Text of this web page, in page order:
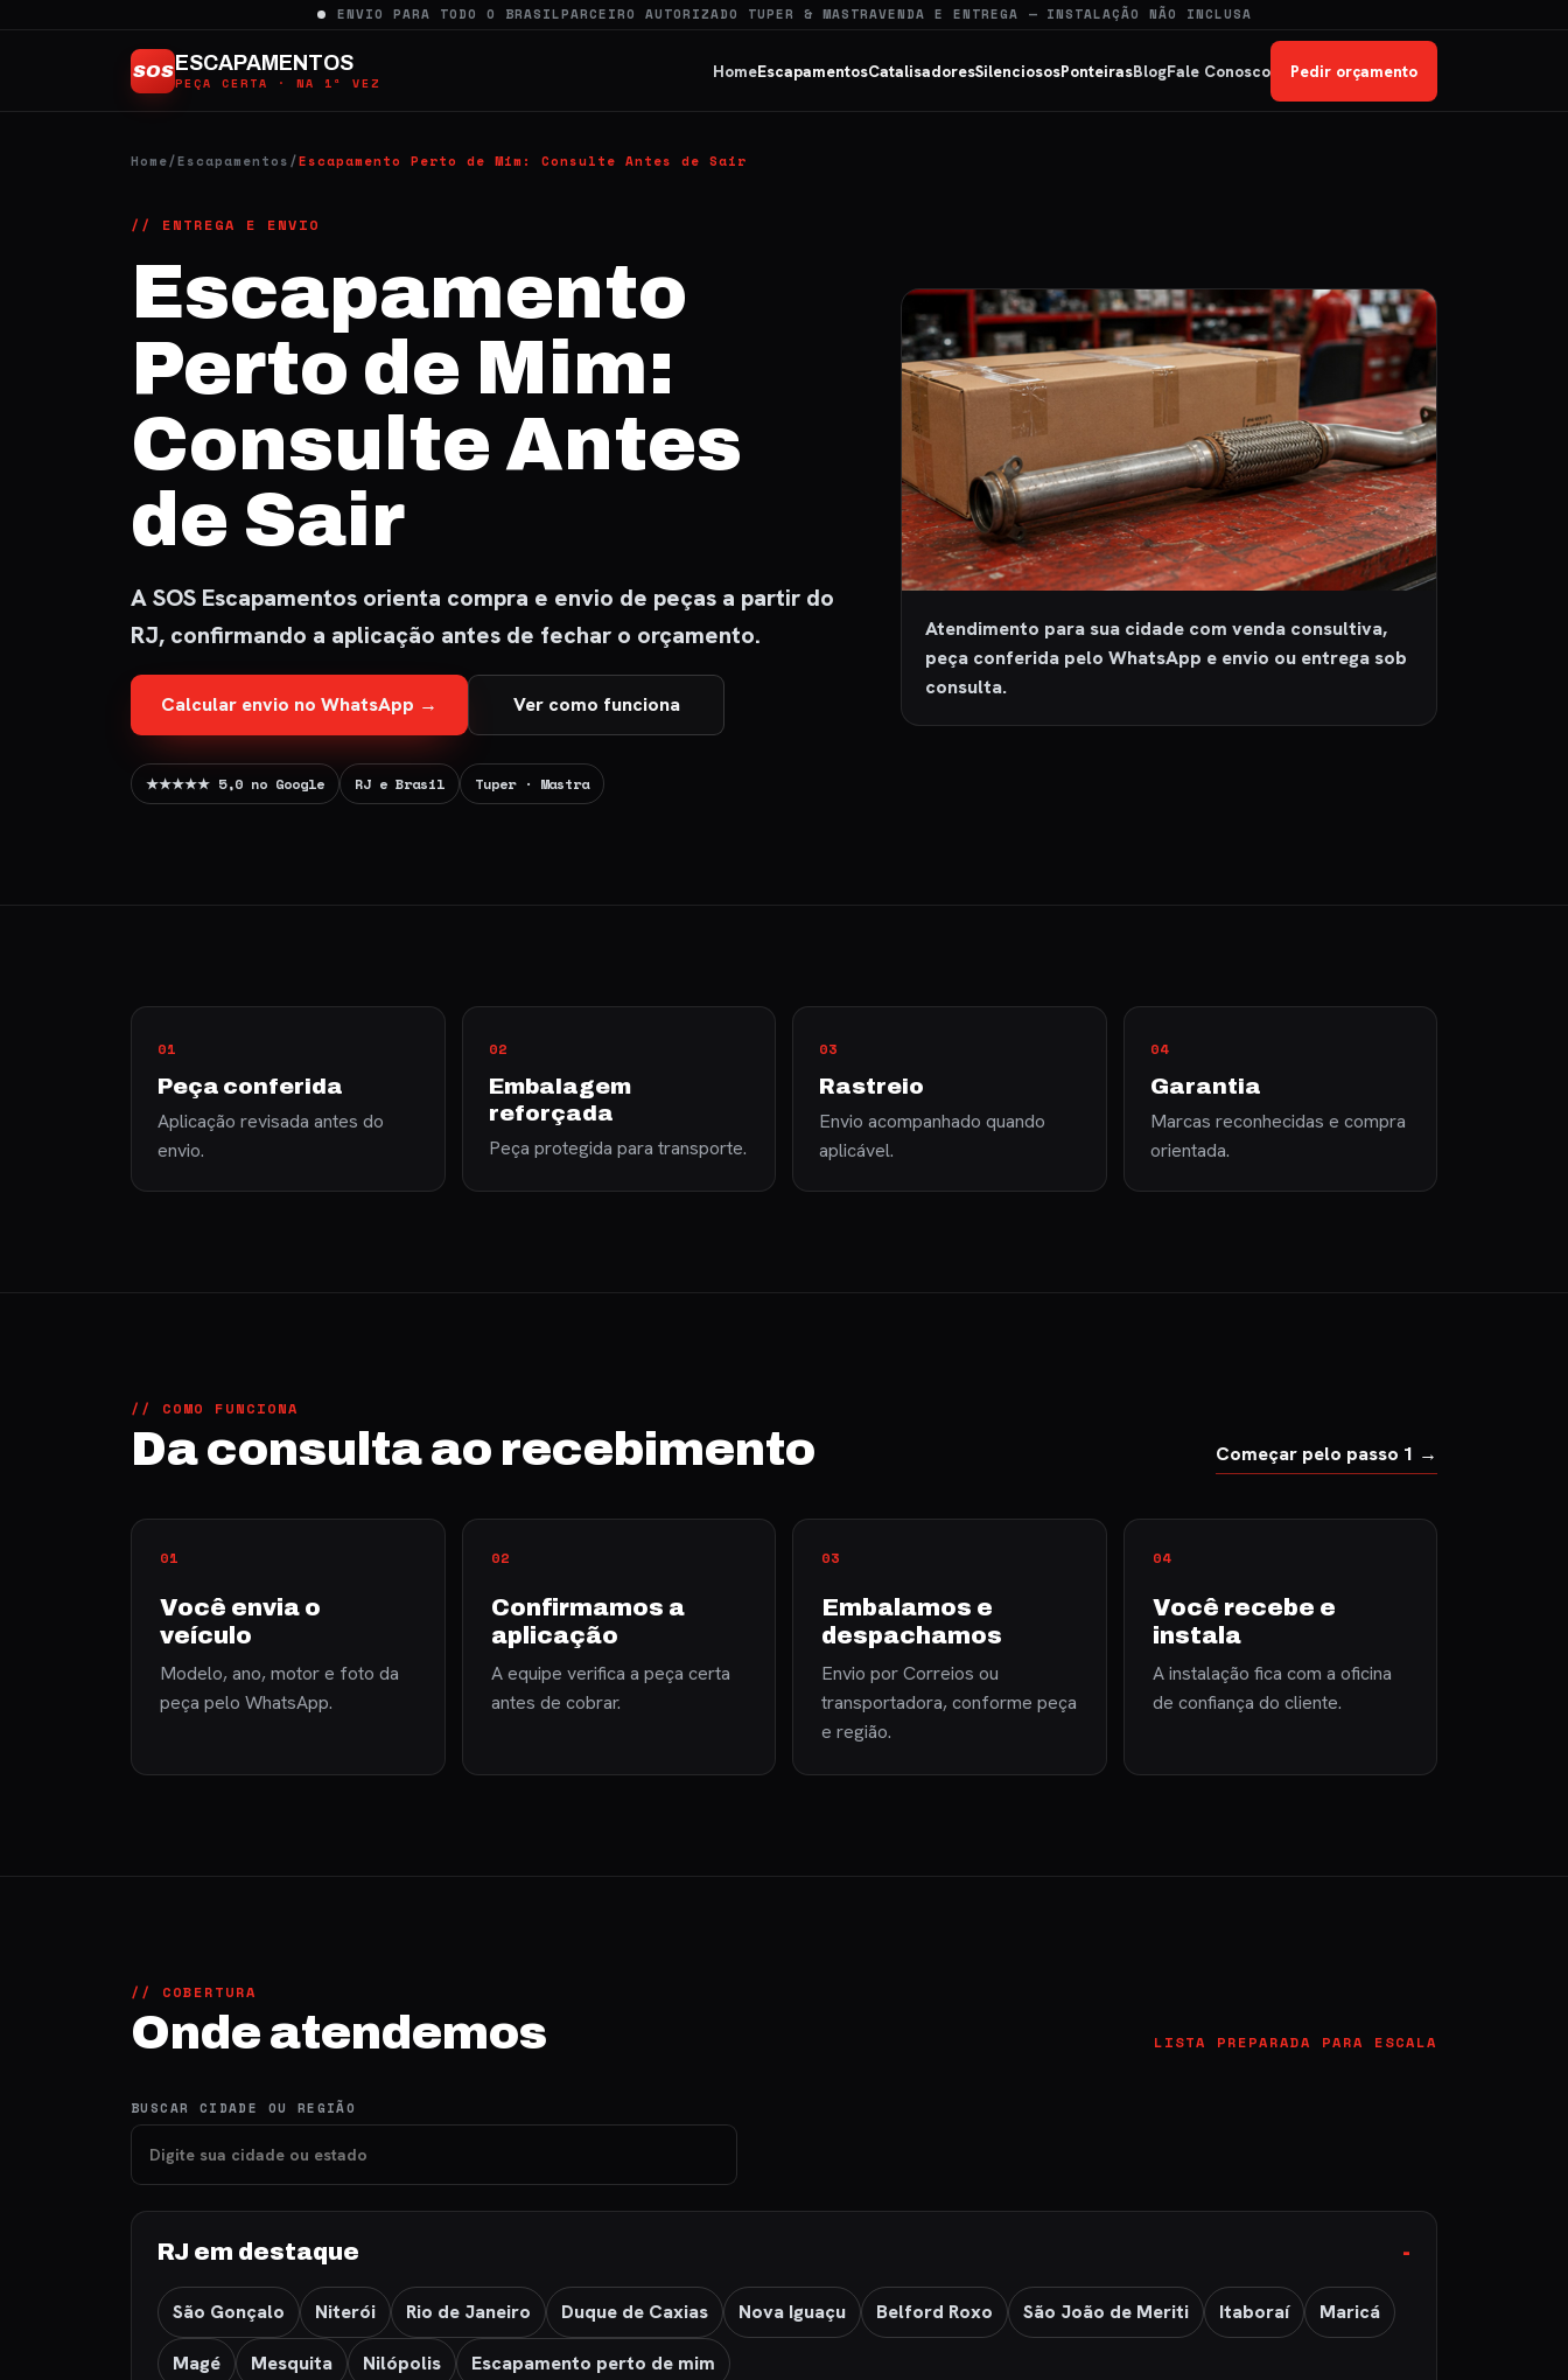
ENVIO PARA TODO O BRASILPARCEIRO AUTORIZADO TUPER & MASTRAVENDA E ENTREGA — INSTALAÇÃO NÃO INCLUSA
SOSESCAPAMENTOS
PEÇA CERTA · NA 1ª VEZ
HomeEscapamentosCatalisadoresSilenciososPonteirasBlogFale Conosco Pedir orçamento
Home/Escapamentos/Escapamento Perto de Mim: Consulte Antes de Sair
// ENTREGA E ENVIO
Escapamento
Perto de Mim:
Consulte Antes
de Sair
A SOS Escapamentos orienta compra e envio de peças a partir do
RJ, confirmando a aplicação antes de fechar o orçamento.
Calcular envio no WhatsApp → Ver como funciona
★★★★★ 5,0 no Google RJ e Brasil Tuper · Mastra
Atendimento para sua cidade com venda consultiva,
peça conferida pelo WhatsApp e envio ou entrega sob
consulta.
01
Peça conferida
Aplicação revisada antes do
envio.
02
Embalagem
reforçada
Peça protegida para transporte.
03
Rastreio
Envio acompanhado quando
aplicável.
04
Garantia
Marcas reconhecidas e compra
orientada.
// COMO FUNCIONA
Da consulta ao recebimento Começar pelo passo 1 →
Você envia o
veículo
Modelo, ano, motor e foto da
peça pelo WhatsApp.
Confirmamos a
aplicação
A equipe verifica a peça certa
antes de cobrar.
Embalamos e
despachamos
Envio por Correios ou
transportadora, conforme peça
e região.
Você recebe e
instala
A instalação fica com a oficina
de confiança do cliente.
// COBERTURA
Onde atendemos LISTA PREPARADA PARA ESCALA
BUSCAR CIDADE OU REGIÃO
RJ em destaque
São Gonçalo Niterói Rio de Janeiro Duque de Caxias Nova Iguaçu Belford Roxo São João de Meriti Itaboraí Maricá
Magé Mesquita Nilópolis Escapamento perto de mim